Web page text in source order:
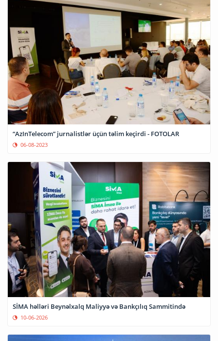
“AzInTelecom” jurnalistlər üçün təlim keçirdi - FOTOLAR
06-08-2023
SİMA həlləri Beynəlxalq Maliyyə və Bankçılıq Sammitində
10-06-2026